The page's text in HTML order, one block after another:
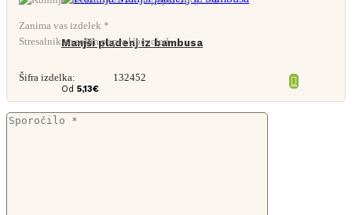
Manjši pladenj iz bambusa
Od 5,13€
Zanima vas izdelek *
Stresalnik za sol in poper Upcycled
Šifra izdelka: 132452